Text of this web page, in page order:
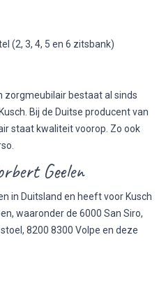
(2, 3, 4, 5 en 6 zitsbank)
zorgmeubilair bestaat al sinds
Bij de Duitse producent van
staat kwaliteit voorop. Zo ook
Geelen
in Duitsland en heeft voor Kusch
waaronder de 6000 San Siro,
8200 8300 Volpe en deze